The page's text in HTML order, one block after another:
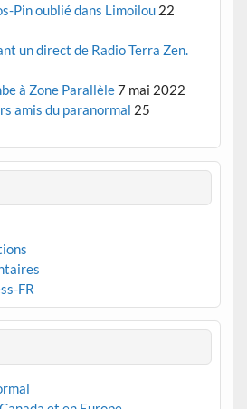
Pin oublié dans Limoilou 22
un direct de Radio Terra Zen.
à Zone Parallèle7 mai 2022
amis du paranormal 25
FR